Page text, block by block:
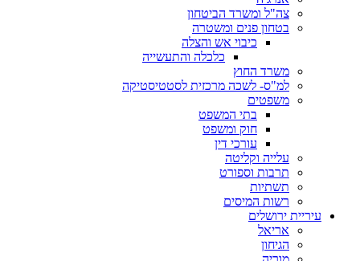
צה"ל ומשרד הביטחון
בטחון פנים ומשטרה
כיבוי אש והצלה
כלכלה והתעשייה
משרד החוץ
למ"ס- לשכה מרכזית לסטטיסטיקה
משפטים
בתי המשפט
חוק ומשפט
עורכי דין
עלייה וקליטה
תרבות וספורט
תשתיות
רשות המיסים
עיריית ירושלים
אריאל
הגיחון